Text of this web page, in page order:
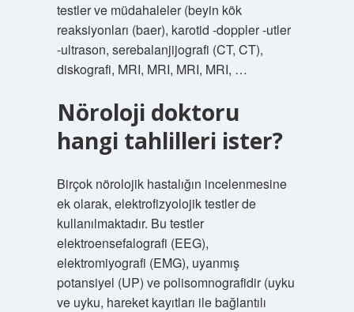
testler ve müdahaleler (beyin kök
reaksiyonları (baer), karotid -doppler -utler
-ultrason, serebalanjijografi (CT, CT),
diskografi, MRI, MRI, MRI, MRI, …
Nöroloji doktoru
hangi tahlilleri ister?
Birçok nörolojik hastalığın incelenmesine
ek olarak, elektrofizyolojik testler de
kullanılmaktadır. Bu testler
elektroensefalografi (EEG),
elektromiyografi (EMG), uyanmış
potansiyel (UP) ve polisomnografidir (uyku
ve uyku, hareket kayıtları ile bağlantılı